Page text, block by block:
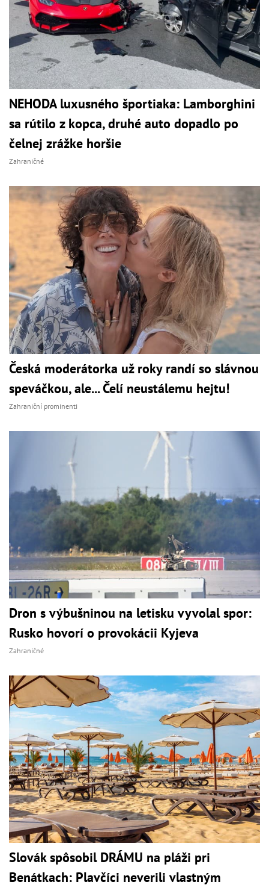
NEHODA luxusného športiaka: Lamborghini
sa rútilo z kopca, druhé auto dopadlo po
čelnej zrážke horšie
Zahraničné
Česká moderátorka už roky randí so slávnou
speváčkou, ale... Čelí neustálemu hejtu!
Zahraniční prominenti
Dron s výbušninou na letisku vyvolal spor:
Rusko hovorí o provokácii Kyjeva
Zahraničné
Slovák spôsobil DRÁMU na pláži pri
Benátkach: Plavčíci neverili vlastným